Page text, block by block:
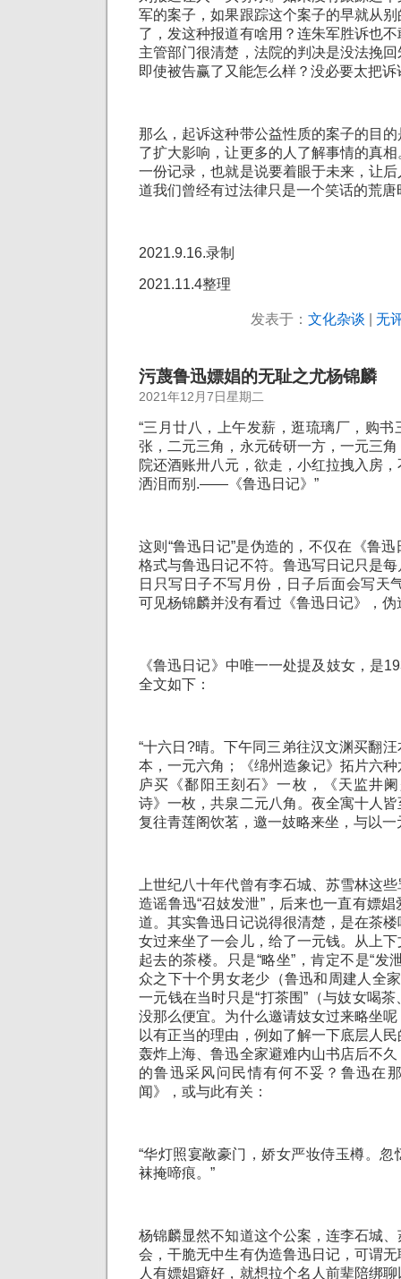
军的案子，如果跟踪这个案子的早就从
了，发这种报道有啥用？连朱军胜诉也
主管部门很清楚，法院的判决是没法挽
即使被告赢了又能怎么样？没必要太把
那么，起诉这种带公益性质的案子的目
了扩大影响，让更多的人了解事情的真
一份记录，也就是说要着眼于未来，让
道我们曾经有过法律只是一个笑话的荒唐
2021.9.16.录制
2021.11.4整理
发表于： 文化杂谈 无
污蔑鲁迅嫖娼的无耻之尤杨锦麟
2021年12月7日星期二
“三月廿八，上午发薪，逛琉璃厂，购
张，二元三角，永元砖研一方，一元三
院还酒账卅八元，欲走，小红拉拽入房
洒泪而别.——《鲁迅日记》”
这则“鲁迅日记”是伪造的，不仅在《鲁
格式与鲁迅日记不符。鲁迅写日记只是
日只写日子不写月份，日子后面会写天
可见杨锦麟并没有看过《鲁迅日记》，伪
《鲁迅日记》中唯一一处提及妓女，是
全文如下：
“十六日?晴。下午同三弟往汉文渊买翻
本，一元六角；《绵州造象记》拓片六
庐买《鄱阳王刻石》一枚，《天监井
诗》一枚，共泉二元八角。夜全寓十人
复往青莲阁饮茗，邀一妓略来坐，与以一
上世纪八十年代曾有李石城、苏雪林这
造谣鲁迅“召妓发泄”，后来也一直有嫖
道。其实鲁迅日记说得很清楚，是在茶
女过来坐了一会儿，给了一元钱。从上
起去的茶楼。只是“略坐”，肯定不是“发
众之下十个男女老少（鲁迅和周建人全
一元钱在当时只是“打茶围”（与妓女喝
没那么便宜。为什么邀请妓女过来略坐
以有正当的理由，例如了解一下底层人
轰炸上海、鲁迅全家避难内山书店后不
的鲁迅采风问民情有何不妥？鲁迅在
闻》，或与此有关：
“华灯照宴敞豪门，娇女严妆侍玉樽。
袜掩啼痕。”
杨锦麟显然不知道这个公案，连李石城
会，干脆无中生有伪造鲁迅日记，可谓
人有嫖娼癖好，就想拉个名人前辈陪绑